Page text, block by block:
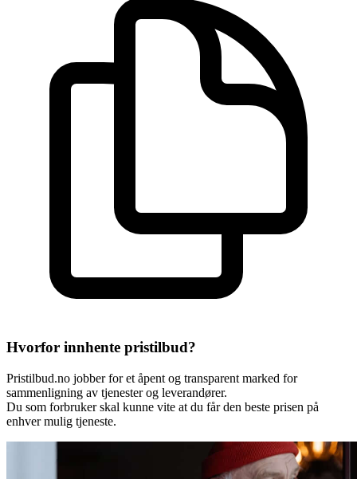
Hvorfor innhente pristilbud?
Pristilbud.no jobber for et åpent og transparent marked for
sammenligning av tjenester og leverandører.
Du som forbruker skal kunne vite at du får den beste prisen på
enhver mulig tjeneste.